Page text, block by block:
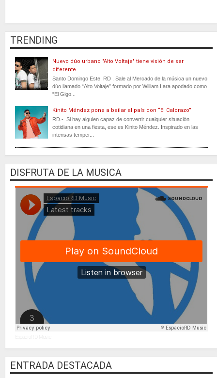
TRENDING
Nuevo dúo urbano "Alto Voltaje" tiene visión de ser
diferente
Santo Domingo Este, RD . Sale al Mercado de la música un nuevo
dúo llamado “Alto Voltaje” formado por William Lara apodado como
“El Gigo...
Kinito Méndez pone a bailar al país con “El Calorazo”
RD.- Si hay alguien capaz de convertir cualquier situación
cotidiana en una fiesta, ese es Kinito Méndez. Inspirado en las
intensas temper...
DISFRUTA DE LA MUSICA
ENTRADA DESTACADA